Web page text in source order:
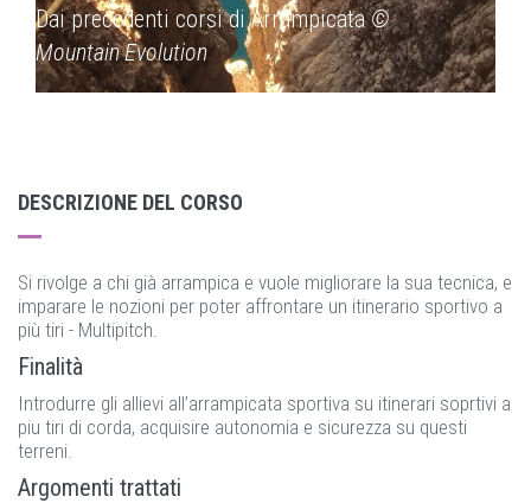
Dai precedenti corsi di Arrampicata©
Mountain Evolution
DESCRIZIONE DEL CORSO
Si rivolge a chi già arrampica e vuole migliorare la sua tecnica, e
imparare le nozioni per poter affrontare un itinerario sportivo a
più tiri - Multipitch.
Finalità
Introdurre gli allievi all’arrampicata sportiva su itinerari soprtivi a
piu tiri di corda, acquisire autonomia e sicurezza su questi
terreni.
Argomenti trattati